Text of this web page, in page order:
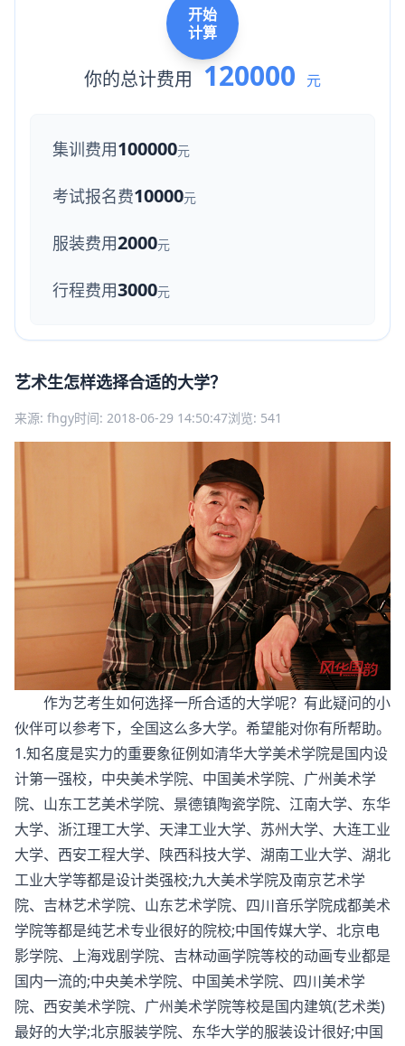
开始
计算
你的总计费用 120000 元
集训费用100000元
考试报名费10000元
服装费用2000元
行程费用3000元
艺术生怎样选择合适的大学？
来源: fhgy时间: 2018-06-29 14:50:47浏览: 541
作为艺考生如何选择一所合适的大学呢？有此疑问的小
伙伴可以参考下，全国这么多大学。希望能对你有所帮助。
1.知名度是实力的重要象征例如清华大学美术学院是国内设
计第一强校，中央美术学院、中国美术学院、广州美术学
院、山东工艺美术学院、景德镇陶瓷学院、江南大学、东华
大学、浙江理工大学、天津工业大学、苏州大学、大连工业
大学、西安工程大学、陕西科技大学、湖南工业大学、湖北
工业大学等都是设计类强校;九大美术学院及南京艺术学
院、吉林艺术学院、山东艺术学院、四川音乐学院成都美术
学院等都是纯艺术专业很好的院校;中国传媒大学、北京电
影学院、上海戏剧学院、吉林动画学院等校的动画专业都是
国内一流的;中央美术学院、中国美术学院、四川美术学
院、西安美术学院、广州美术学院等校是国内建筑(艺术类)
最好的大学;北京服装学院、东华大学的服装设计很好;中国